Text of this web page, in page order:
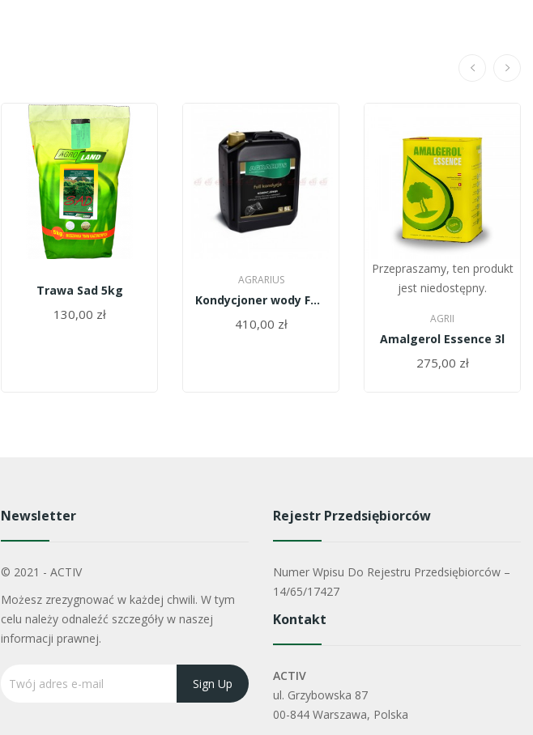
Trawa Sad 5kg
130,00 zł
AGRARIUS
Kondycjoner wody FULL 5l Agrarius
410,00 zł
Przepraszamy, ten produkt
jest niedostępny.
AGRII
Amalgerol Essence 3l
275,00 zł
Newsletter
© 2021 - ACTIV
Możesz zrezygnować w każdej chwili. W tym
celu należy odnaleźć szczegóły w naszej
informacji prawnej.
Rejestr Przedsiębiorców
Numer Wpisu Do Rejestru Przedsiębiorców –
14/65/17427
Kontakt
ACTIV
ul. Grzybowska 87
00-844 Warszawa, Polska